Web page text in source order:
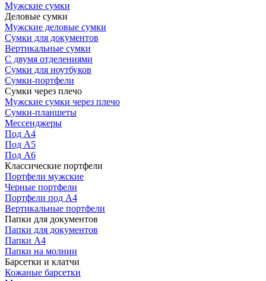
Мужские сумки
Деловые сумки
Мужские деловые сумки
Сумки для документов
Вертикальные сумки
С двумя отделениями
Сумки для ноутбуков
Сумки-портфели
Сумки через плечо
Мужские сумки через плечо
Сумки-планшеты
Мессенджеры
Под А4
Под А5
Под А6
Классические портфели
Портфели мужские
Черные портфели
Портфели под А4
Вертикальные портфели
Папки для документов
Папки для документов
Папки А4
Папки на молнии
Барсетки и клатчи
Кожаные барсетки